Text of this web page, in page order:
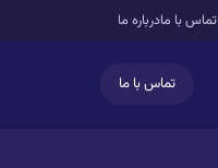
تماس با مادرباره ما
تماس با ما